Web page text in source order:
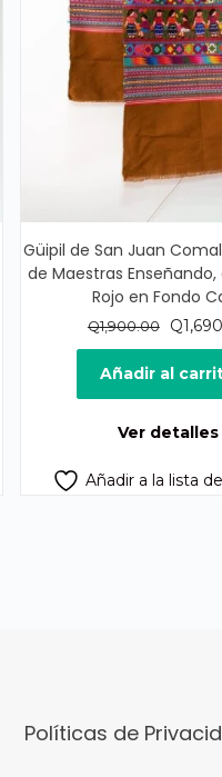
Güipil de San Juan
de Maestras
Rojo en Fondo
Q1,900.00
El
precio
original
era:
Q
Añadir al
Ver detalles
Añadir a la lista
Políticas de